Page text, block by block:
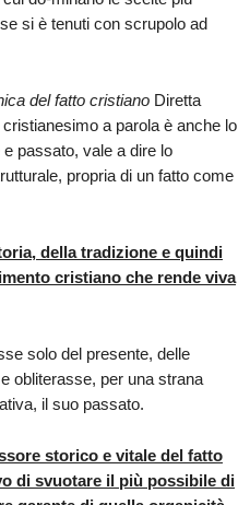
si è tenuti con scrupolo ad
del fatto cristiano Diretta
a parola è anche lo
passato, vale a dire lo
propria di un fatto come
della tradizione e quindi
cristiano che rende viva
solo del presente, delle
obliterasse, per una strana
il suo passato.
storico e vitale del fatto
di svuotare il più possibile di